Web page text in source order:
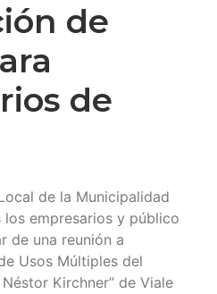
de
de
de la Municipalidad
empresarios y público
de una reunión a
Usos Múltiples del
Kirchner” de Viale